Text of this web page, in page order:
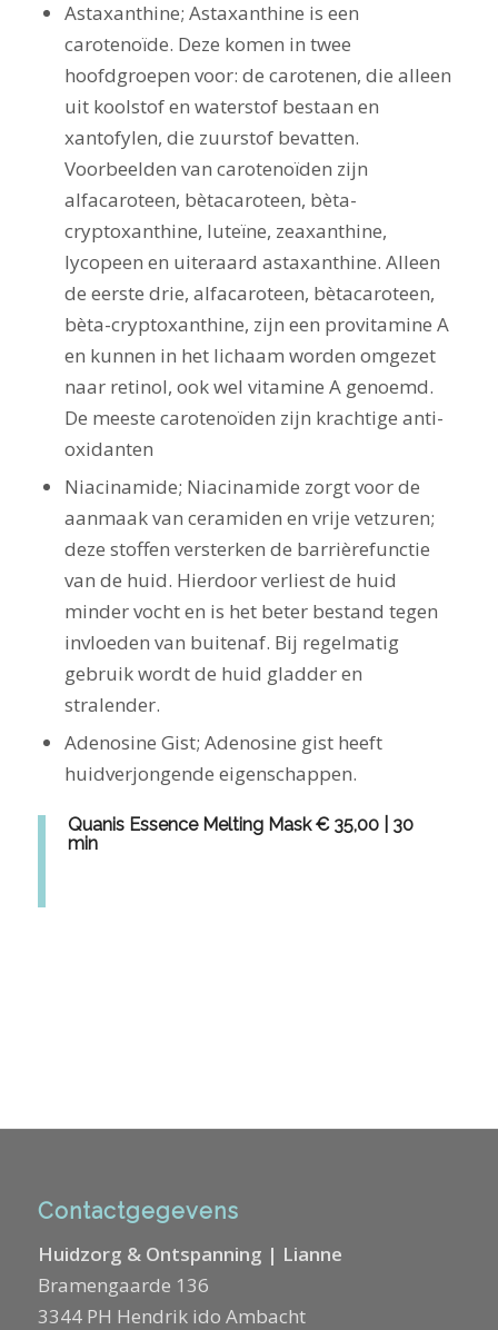
Astaxanthine; Astaxanthine is een
carotenoïde. Deze komen in twee
hoofdgroepen voor: de carotenen, die alleen
uit koolstof en waterstof bestaan en
xantofylen, die zuurstof bevatten.
Voorbeelden van carotenoïden zijn
alfacaroteen, bètacaroteen, bèta-
cryptoxanthine, luteïne, zeaxanthine,
lycopeen en uiteraard astaxanthine. Alleen
de eerste drie, alfacaroteen, bètacaroteen,
bèta-cryptoxanthine, zijn een provitamine A
en kunnen in het lichaam worden omgezet
naar retinol, ook wel vitamine A genoemd.
De meeste carotenoïden zijn krachtige anti-
oxidanten
Niacinamide; Niacinamide zorgt voor de
aanmaak van ceramiden en vrije vetzuren;
deze stoffen versterken de barrièrefunctie
van de huid. Hierdoor verliest de huid
minder vocht en is het beter bestand tegen
invloeden van buitenaf. Bij regelmatig
gebruik wordt de huid gladder en
stralender.
Adenosine Gist; Adenosine gist heeft
huidverjongende eigenschappen.
Quanis Essence Melting Mask € 35,00 | 30
min
Contactgegevens
Huidzorg & Ontspanning | Lianne
Bramengaarde 136
3344 PH Hendrik ido Ambacht